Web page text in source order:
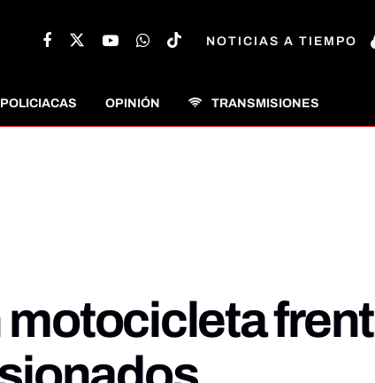
NOTICIAS A TIEMPO
POLICIACAS OPINIÓN TRANSMISIONES